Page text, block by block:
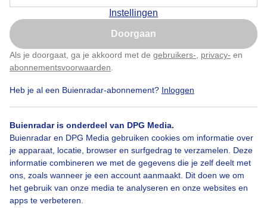
Instellingen
Doorgaan
Als je doorgaat, ga je akkoord met de gebruikers- privacy- en
abonnementsvoorwaarden
Heb je al een Buienradar-abonnement? Inloggen
Buienradar is onderdeel van DPG Media.
Buienradar en DPG Media gebruiken cookies om informatie over
je apparaat, locatie, browser en surfgedrag te verzamelen. Deze
informatie combineren we met de gegevens die je zelf deelt met
ons, zoals wanneer je een account aanmaakt. Dit doen we om
het gebruik van onze media te analyseren en onze websites en
apps te verbeteren.
Foto genomen circa 16:30 uur
Door: rob van den Berg Gemaakt: 13-06-2026, 106x bekeken
Bekijk slideshow
Nu niet, misschien later
Klik hierom dit aan te passen